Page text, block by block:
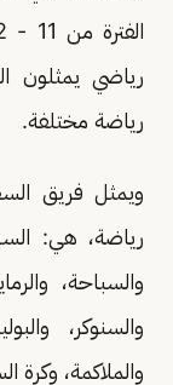
رياضة مختلفة.
رياضة، هي:
والسباحة،
والسنوكر،
والملاكمة، وكرة